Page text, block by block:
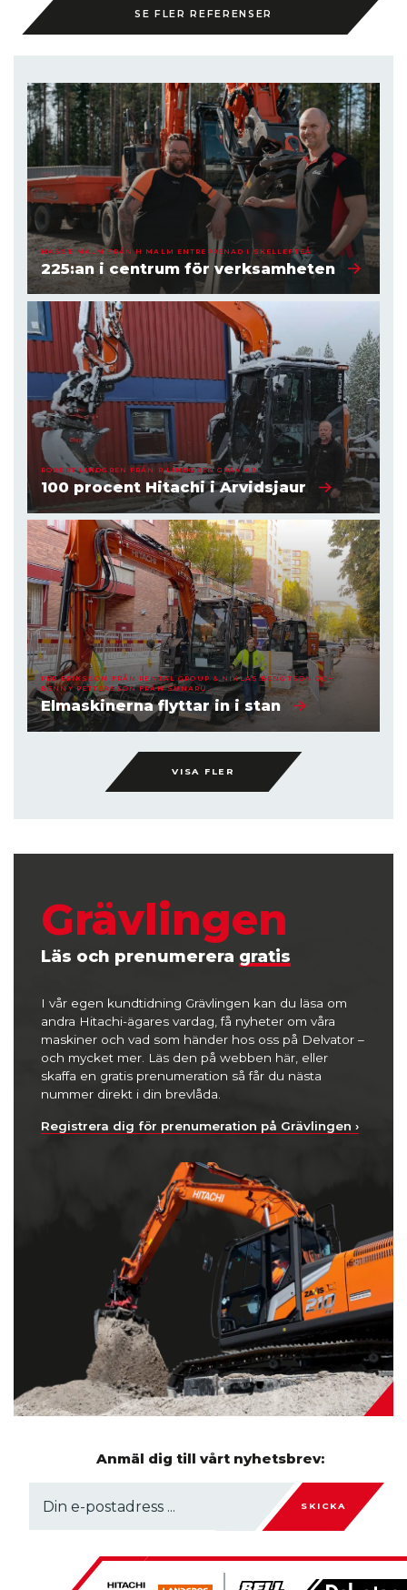
SE FLER REFERENSER
HASSE MALM FRÅN H MALM ENTREPRENAD I SKELLEFTEÅ
225:an i centrum för verksamheten
ROBERT LINDGREN FRÅN R LINDGREN GRÄV AB
100 procent Hitachi i Arvidsjaur
PER ERIKSSON FRÅN RENTAL GROUP & NIKLAS BENGTSON OCH
BENNY PETTERSSON FRÅN SUNARU.
Elmaskinerna flyttar in i stan
VISA FLER
Grävlingen
Läs och prenumerera gratis
I vår egen kundtidning Grävlingen kan du läsa om
andra Hitachi-ägares vardag, få nyheter om våra
maskiner och vad som händer hos oss på Delvator –
och mycket mer. Läs den på webben här, eller
skaffa en gratis prenumeration så får du nästa
nummer direkt i din brevlåda.
Registrera dig för prenumeration på Grävlingen ›
Anmäl dig till vårt nyhetsbrev:
SKICKA